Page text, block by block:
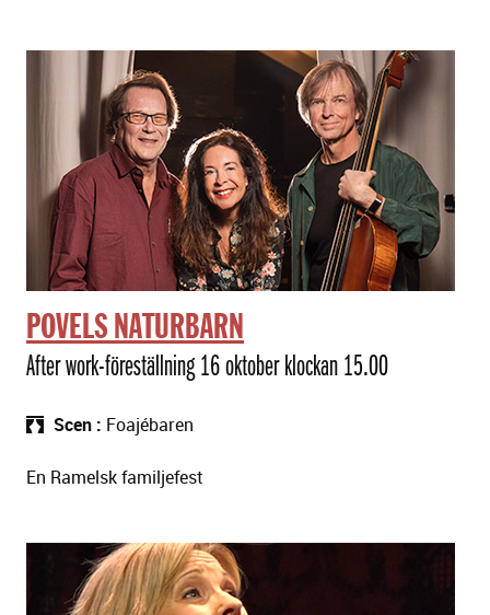
POVELS NATURBARN
After work-föreställning 16 oktober klockan 15.00
Scen Foajébaren
En Ramelsk familjefest